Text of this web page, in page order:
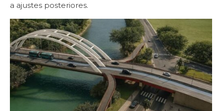
a ajustes posteriores.